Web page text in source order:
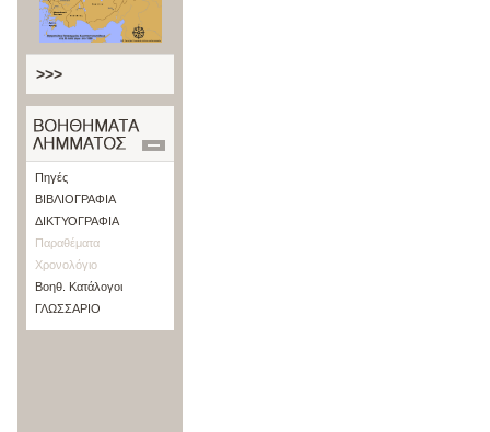
>>>
Πηγές
ΒΙΒΛΙΟΓΡΑΦΙΑ
ΔΙΚΤΥΟΓΡΑΦΙΑ
Παραθέματα
Χρονολόγιο
Βοηθ. Κατάλογοι
ΓΛΩΣΣΑΡΙΟ